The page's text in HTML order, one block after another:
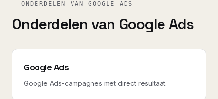
ONDERDELEN VAN GOOGLE ADS
Onderdelen van Google Ads
Google Ads
Google Ads-campagnes met direct resultaat.